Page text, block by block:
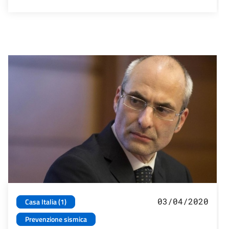
Casa Italia (1)
Prevenzione sismica
03/04/2020